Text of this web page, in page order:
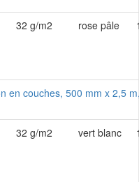
32 g/m2 rose pâle
en couches, 500 mm x 2,5
32 g/m2 vert blanc